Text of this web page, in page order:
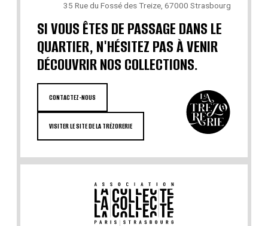
35 Rue du Fossé des Treize, 67000 Strasbourg
SI VOUS ÊTES DE PASSAGE DANS LE
QUARTIER, N'HÉSITEZ PAS À VENIR
DÉCOUVRIR NOS COLLECTIONS.
CONTACTEZ-NOUS
VISITER LE SITE DE LA TRÉZORERIE